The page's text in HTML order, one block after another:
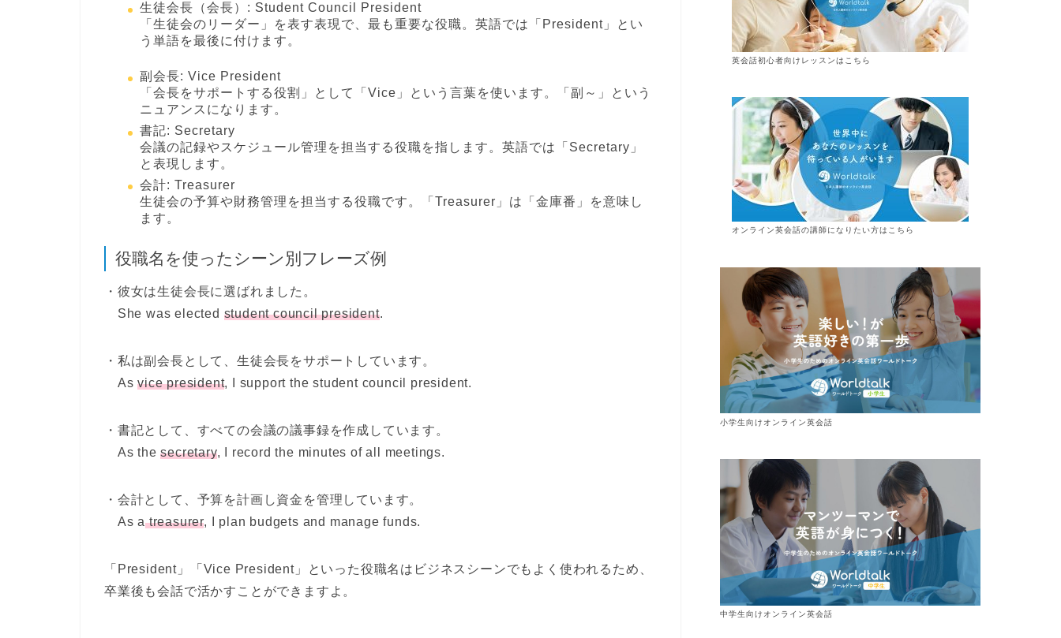
生徒会長（会長）: Student Council President
「生徒会のリーダー」を表す表現で、最も重要な役職。英語では「 President 」とい
う単語を最後に付けます。
副会長: Vice President
「会長をサポートする役割」として「 Vice 」という言葉を使います。「副～」という
ニュアンスになります。
書記: Secretary
会議の記録やスケジュール管理を担当する役職を指します。英語では「 Secretary 」
と表現します。
会計: Treasurer
生徒会の予算や財務管理を担当する役職です。「 Treasurer 」は「金庫番」を意味し
ます。
役職名を使ったシーン別フレーズ例
・彼女は生徒会長に選ばれました。
She was elected student council president.
・私は副会長として、生徒会長をサポートしています。
Asvice president, I support the student council president.
・書記として、すべての会議の議事録を作成しています。
As thesecretary, I record the minutes of all meetings.
・会計として、予算を計画し資金を管理しています。
As atreasurer, I plan budgets and manage funds.
「 President 」「 Vice President」といった役職名はビジネスシーンでもよく使われるため、
卒業後も会話で活かすことができますよ。
英会話初心者向けレッスンはこちら
オンライン英会話の講師になりたい方はこちら
小学生向けオンライン英会話
中学生向けオンライン英会話